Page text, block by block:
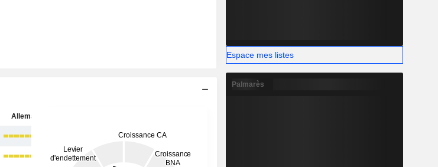
Allemagne
Espace mes listes
Palmarès